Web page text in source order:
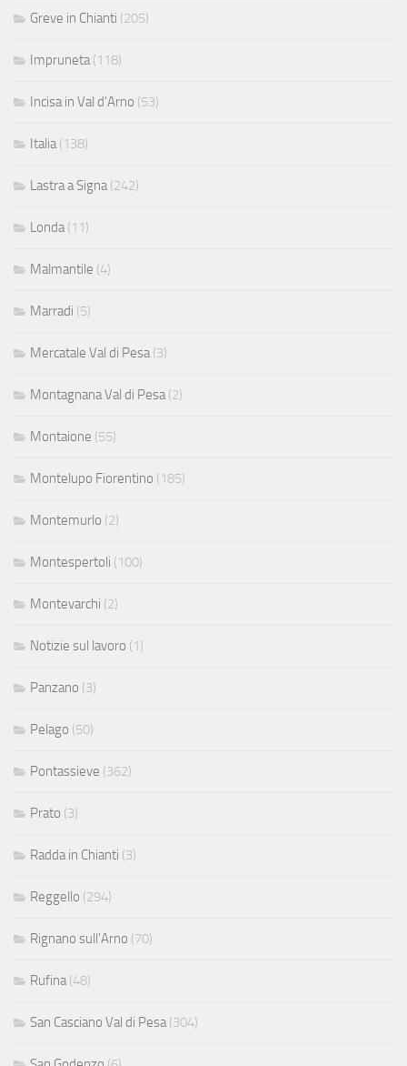
Greve in Chianti (205)
Impruneta(118)
Incisa in Val d'Arno (53)
Italia(138)
Lastra a Signa(242)
Londa(11)
Malmantile (4)
Marradi (5)
Mercatale Val di Pesa(3)
Montagnana Val di Pesa(2)
Montaione (55)
Montelupo Fiorentino (185)
Montemurlo (2)
Montespertoli (100)
Montevarchi (2)
Notizie sul lavoro (1)
Panzano (3)
Pelago (50)
Pontassieve (362)
Prato (3)
Radda in Chianti (3)
Reggello (294)
Rignano sull'Arno (70)
Rufina(48)
San Casciano Val di Pesa(304)